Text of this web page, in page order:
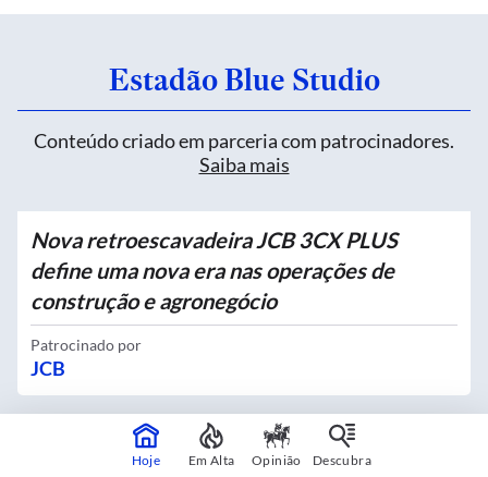
Estadão Blue Studio
Conteúdo criado em parceria com patrocinadores.
Saiba mais
Nova retroescavadeira JCB 3CX PLUS
define uma nova era nas operações de
construção e agronegócio
Patrocinado por
JCB
Quatro novos Bosques Urbanos recebem
Hoje Em Alta Opinião Descubra